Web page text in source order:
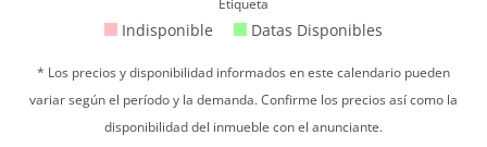
Etiqueta
Indisponible Datas Disponibles
* Los precios y disponibilidad informados en este calendario pueden
variar según el período y la demanda. Confirme los precios así como la
disponibilidad del inmueble con el anunciante.